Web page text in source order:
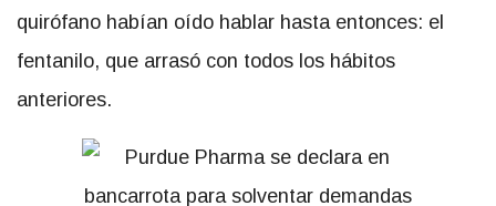
quirófano habían oído hablar hasta entonces: el
fentanilo, que arrasó con todos los hábitos
anteriores.